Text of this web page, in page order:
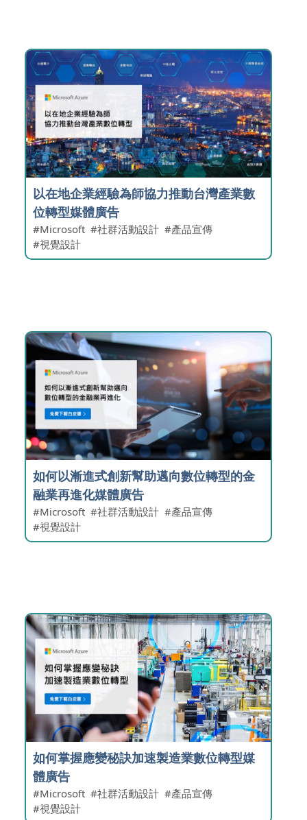
以在地企業經驗為師協力推動台灣產業數
位轉型媒體廣告
Microsoft 社群活動設計
產品宣傳
視覺設計
如何以漸進式創新幫助邁向數位轉型的金
融業再進化媒體廣告
Microsoft 社群活動設計
產品宣傳
視覺設計
如何掌握應變秘訣加速製造業數位轉型媒
體廣告
Microsoft 社群活動設計
產品宣傳
視覺設計